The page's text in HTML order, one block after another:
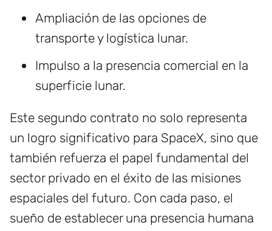
Ampliación de las opciones de
transporte y logística lunar.
Impulso a la presencia comercial en la
superficie lunar.
Este segundo contrato no solo representa
un logro significativo para SpaceX, sino que
también refuerza el papel fundamental del
sector privado en el éxito de las misiones
espaciales del futuro. Con cada paso, el
sueño de establecer una presencia humana